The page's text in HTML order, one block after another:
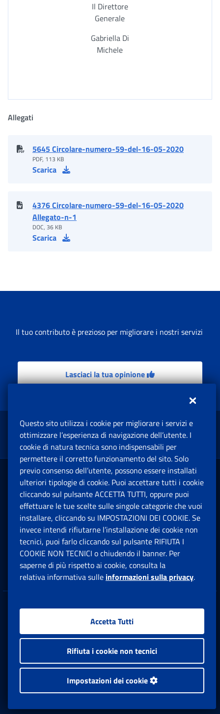
Il Direttore
Generale
Gabriella Di
Michele
Allegati
5645 Circolare-numero-59-del-16-05-2020
PDF, 113 KB
Scarica
4376 Circolare-numero-59-del-16-05-2020
Allegato-n-1
DOC, 36 KB
Scarica
Il tuo contributo è prezioso per migliorare i nostri servizi
Lasciaci la tua opinione
Torna su
Pensione e Previdenza
Lavoro
Sostegni, Sussidi e Indennità
Imprese e Liberi Professionisti
Amministrazione trasparente
Dichiarazione accessibilità
Patto con l'utenza
Rss
Questo sito utilizza i cookie per migliorare i servizi e
ottimizzare l’esperienza di navigazione dell’utente. I
cookie di natura tecnica sono indispensabili per
permettere il corretto funzionamento del sito. Solo
previo consenso dell’utente, possono essere installati
ulteriori tipologie di cookie. Puoi accettare tutti i cookie
cliccando sul pulsante ACCETTA TUTTI, oppure puoi
effettuare le tue scelte sulle singole categorie che vuoi
installare, cliccando su IMPOSTAZIONI DEI COOKIE. Se
invece intendi rifiutarne l’installazione dei cookie non
tecnici, puoi farlo cliccando sul pulsante RIFIUTA I
COOKIE NON TECNICI o chiudendo il banner. Per
saperne di più rispetto ai cookie, consulta la
relativa informativa sulle informazioni sulla privacy.
Accetta Tutti
Rifiuta i cookie non tecnici
Impostazioni dei cookie